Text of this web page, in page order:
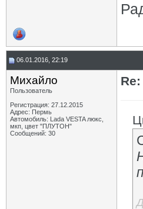
06.01.2016, 22:19
Михайло
Пользователь
Регистрация: 27.12.2015
Адрес: Пермь
Автомобиль: Lada VESTA люкс,
мкп, цвет "ПЛУТОН"
Сообщений: 30